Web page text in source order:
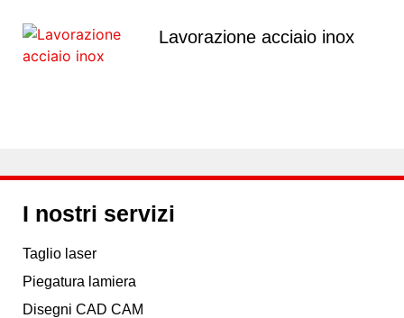
Lavorazione acciaio inox
I nostri servizi
Taglio laser
Piegatura lamiera
Disegni CAD CAM